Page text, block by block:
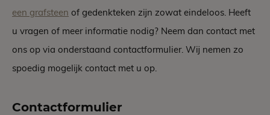
een grafsteen of gedenkteken zijn zowat eindeloos. Heeft
u vragen of meer informatie nodig? Neem dan contact met
ons op via onderstaand contactformulier. Wij nemen zo
spoedig mogelijk contact met u op.
Contactformulier